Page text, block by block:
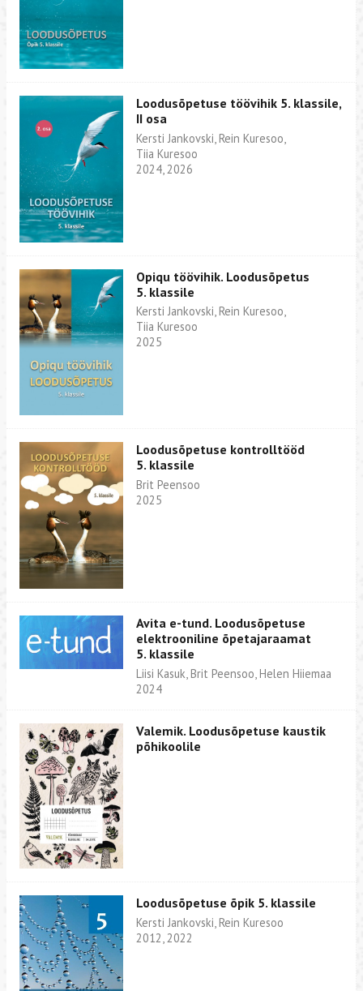
Loodusõpetuse töövihik 5. klassile,
II osa
Kersti Jankovski, Rein Kuresoo,
Tiia Kuresoo
2024, 2026
Opiqu töövihik. Loodusõpetus
5. klassile
Kersti Jankovski, Rein Kuresoo,
Tiia Kuresoo
2025
Loodusõpetuse kontrolltööd
5. klassile
Brit Peensoo
2025
Avita e-tund. Loodusõpetuse
elektrooniline õpetajaraamat
5. klassile
Liisi Kasuk, Brit Peensoo, Helen Hiiemaa
2024
Valemik. Loodusõpetuse kaustik
põhikoolile
Loodusõpetuse õpik 5. klassile
Kersti Jankovski, Rein Kuresoo
2012, 2022